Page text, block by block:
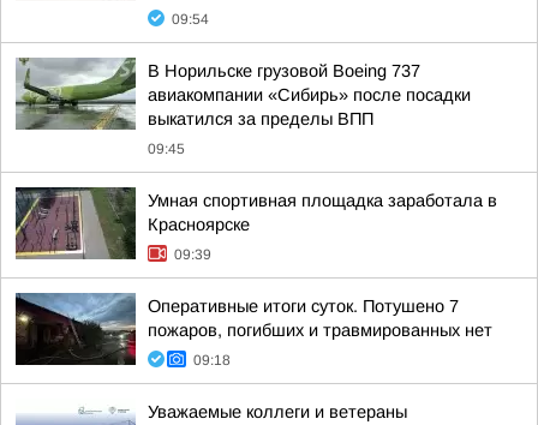
09:54
В Норильске грузовой Boeing 737
авиакомпании «Сибирь» после посадки
выкатился за пределы ВПП
09:45
Умная спортивная площадка заработала в
Красноярске
09:39
Оперативные итоги суток. Потушено 7
пожаров, погибших и травмированных нет
09:18
Уважаемые коллеги и ветераны